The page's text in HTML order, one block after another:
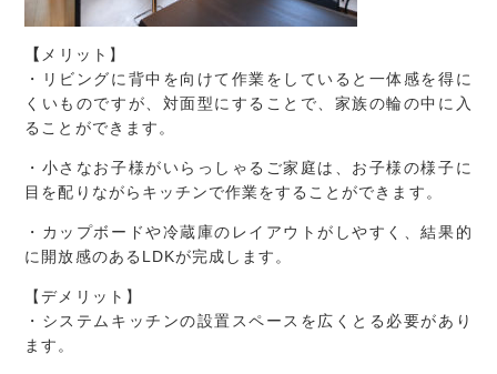
【 メリット】
・リビングに背中を向けて作業をしていると一体感を得に
くいものですが、対面型にすることで、家族の輪の中に入
ることができます。
・小さなお子様がいらっしゃるご家庭は、お子様の様子に
目を配りながらキッチンで作業をすることができます。
・カップボードや冷蔵庫のレイアウトがしやすく、結果的
に開放感のあるLDKが完成します。
【デメリット】
・システムキッチンの設置スペースを広くとる必要があり
ます。